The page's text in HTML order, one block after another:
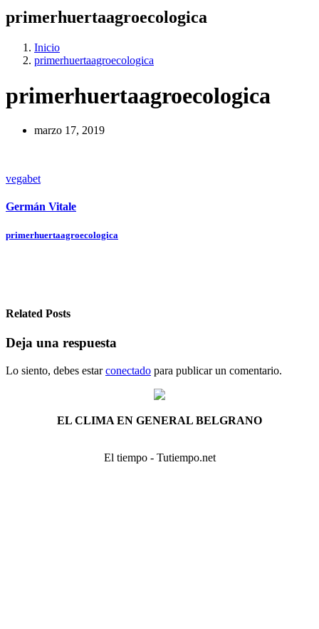
primerhuertaagroecologica
Inicio
primerhuertaagroecologica
primerhuertaagroecologica
marzo 17, 2019
vegabet
Germán Vitale
Navegación
primerhuertaagroecologica
Related Posts
Deja una respuesta
Lo siento, debes estarconectado para publicar un comentario.
EL CLIMA EN GENERAL BELGRANO
El tiempo - Tutiempo.net